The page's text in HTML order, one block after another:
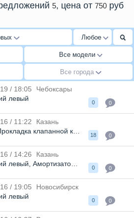
5, цена от 750 руб
Любое
Все модели
Все города
/ 18:05
Чебоксары
левый
0 0
/ 11:22
Казань
клапанной крышки,
18 0
/ 14:26
Казань
левый Амортизатор передний
0 0
/ 19:05
Новосибирск
левый
0 0